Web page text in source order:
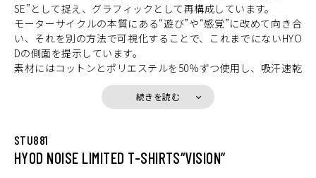
SE”として捉え、グラフィックとして再構成しています。
モーターサイクルの本質にある“遊び”や“感覚”に改めて向き合
い、それを別の方法で可視化することで、これまでにないHYO
Dの側面を提示しています。
素材にはコットンとポリエステルを50％ずつ使用し、吸汗速乾
性とTシャツ本来の質感を両立。シワになりにくく、日常でも
扱いやすいのが特徴です。シルエットはHYOD COOL Tよりも
ややゆとりを持たせ、ライディング時の動きやすさとリラック
本ラインは少量生産の限定レーベルとして展開。
モーターサイクルのある世界を、もう一つの側面から体感でき
続きを読む
STU881
HYOD NOISE LIMITED T-SHIRTS“VISION”